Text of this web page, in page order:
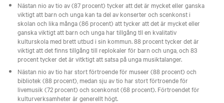
Nästan nio av tio av (87 procent) tycker att det är mycket eller ganska
viktigt att barn och unga kan ta del av konserter och scenkonst i
skolan och lika många (86 procent) att tycker att det är mycket eller
ganska viktigt att barn och unga har tillgång tll en kvalitativ
kulturskola med brett utbud i sin kommun. 88 procent tycker det är
viktigt att det finns tillgång till replokaler för barn och unga, och 83
procent tycker det är vitktigt att satsa på unga musiktalanger.
Nästan nio av tio har stort förtroende för museer (88 procent) och
bibliotek (88 procent), medan sju av tio har stort förtroende för
livemusik (72 procent) och scenkonst (68 procent). Förtroendet för
kulturverksamheter är generellt högt.